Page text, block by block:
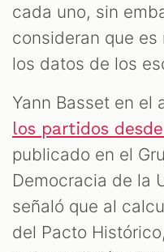
cada uno, sin
consideran que
los datos de los
Yann Basset en el
los partidos
publicado en el
Democracia de la
señaló que al
del Pacto